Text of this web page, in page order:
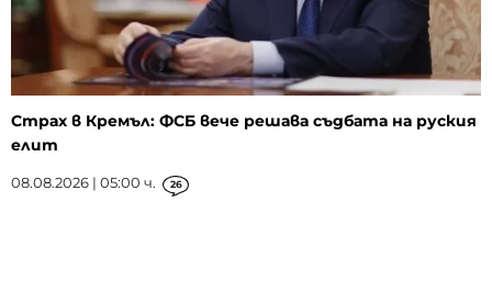
Страх в Кремъл: ФСБ вече решава съдбата на руския
елит
08.08.2026 | 05:00 ч. 26